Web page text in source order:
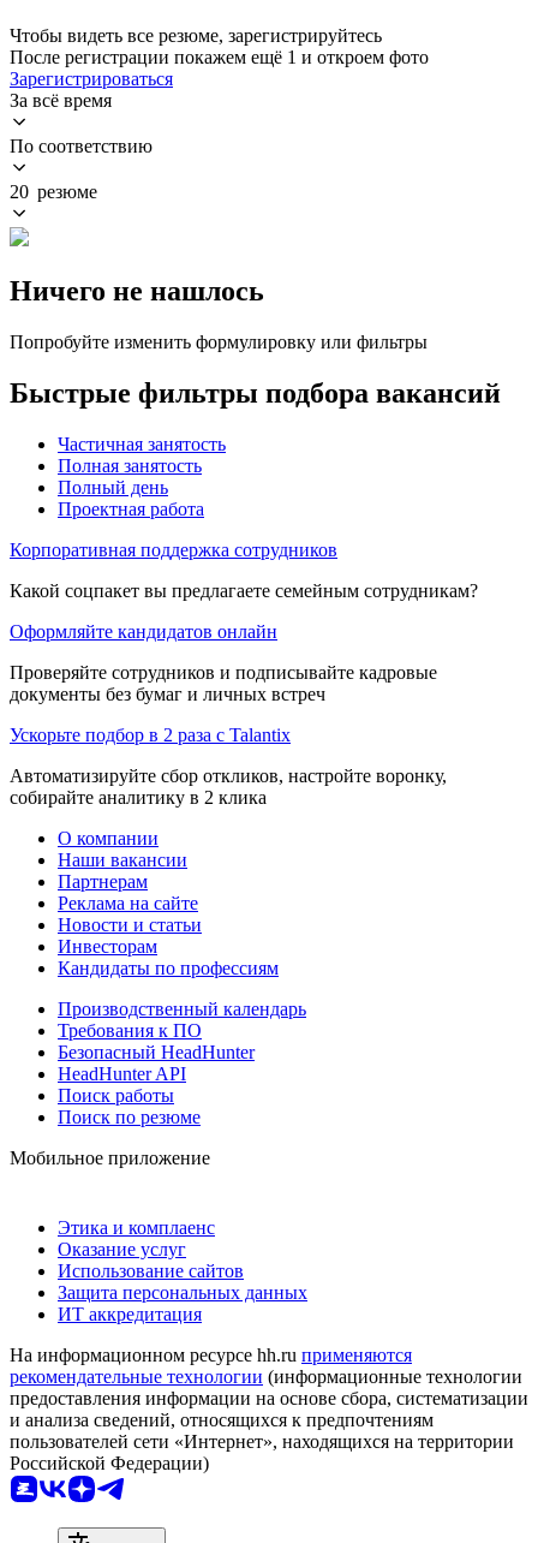
Чтобы видеть все резюме, зарегистрируйтесь
После регистрации покажем ещё 1 и откроем фото
Зарегистрироваться
За всё время
По соответствию
20 резюме
Ничего не нашлось
Попробуйте изменить формулировку или фильтры
Быстрые фильтры подбора вакансий
Частичная занятость
Полная занятость
Полный день
Проектная работа
Корпоративная поддержка сотрудников
Какой соцпакет вы предлагаете семейным сотрудникам?
Оформляйте кандидатов онлайн
Проверяйте сотрудников и подписывайте кадровые
документы без бумаг и личных встреч
Ускорьте подбор в 2 раза с Talantix
Автоматизируйте сбор откликов, настройте воронку,
собирайте аналитику в 2 клика
О компании
Наши вакансии
Партнерам
Реклама на сайте
Новости и статьи
Инвесторам
Кандидаты по профессиям
Производственный календарь
Требования к ПО
Безопасный HeadHunter
HeadHunter API
Поиск работы
Поиск по резюме
Мобильное приложение
Этика и комплаенс
Оказание услуг
Использование сайтов
Защита персональных данных
ИТ аккредитация
На информационном ресурсе hh.ru применяются
рекомендательные технологии (информационные технологии
предоставления информации на основе сбора, систематизации
и анализа сведений, относящихся к предпочтениям
пользователей сети «Интернет», находящихся на территории
Российской Федерации)